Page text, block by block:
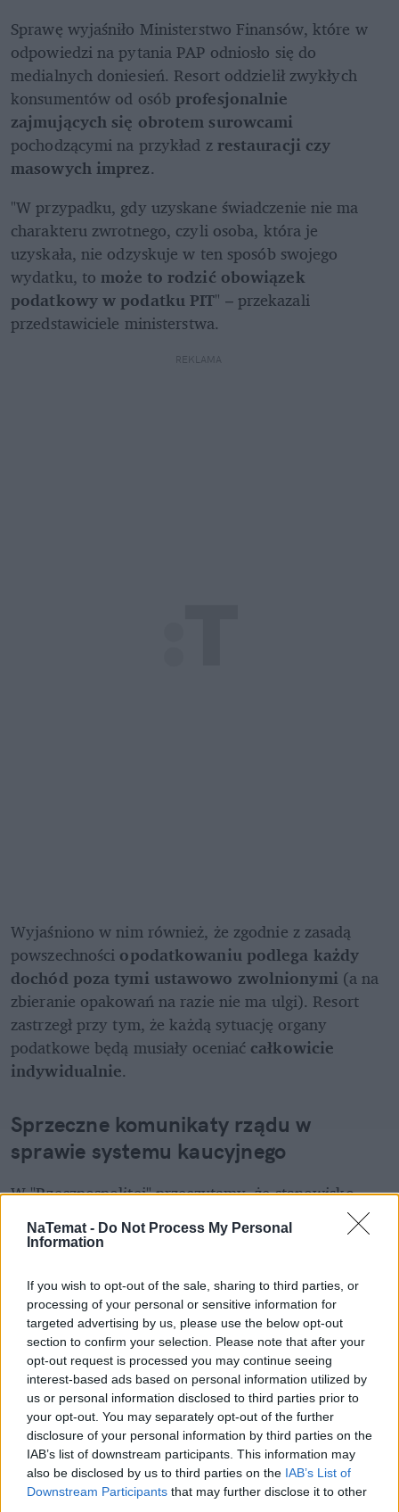
NaTemat - Do Not Process My Personal
Information
If you wish to opt-out of the sale, sharing to third parties, or
processing of your personal or sensitive information for
targeted advertising by us, please use the below opt-out
section to confirm your selection. Please note that after your
opt-out request is processed you may continue seeing
interest-based ads based on personal information utilized by
us or personal information disclosed to third parties prior to
your opt-out. You may separately opt-out of the further
disclosure of your personal information by third parties on the
IAB’s list of downstream participants. This information may
also be disclosed by us to third parties on the IAB’s List of
Downstream Participants that may further disclose it to other
Sprawę wyjaśniło Ministerstwo Finansów, które w
odpowiedzi na pytania PAP odniosło się do
medialnych doniesień. Resort oddzielił zwykłych
konsumentów od osób profesjonalnie
zajmujących się obrotem surowcami
pochodzącymi na przykład z restauracji czy
masowych imprez.
"W przypadku, gdy uzyskane świadczenie nie ma
charakteru zwrotnego, czyli osoba, która je
uzyskała, nie odzyskuje w ten sposób swojego
wydatku, to może to rodzić obowiązek
podatkowy w podatku PIT" – przekazali
przedstawiciele ministerstwa.
REKLAMA
Wyjaśniono w nim również, że zgodnie z zasadą
powszechności opodatkowaniu podlega każdy
dochód poza tymi ustawowo zwolnionymi (a na
zbieranie opakowań na razie nie ma ulgi). Resort
zastrzegł przy tym, że każdą sytuację organy
podatkowe będą musiały oceniać całkowicie
indywidualnie.
Sprzeczne komunikaty rządu w
sprawie systemu kaucyjnego
W "Rzeczpospolitej" przeczytamy, że stanowisko
resortu finansów mocno rozmija się z wcześniejszymi
deklaracjami polityków i urzędników. Obietnice
do osób masowo zwożących opakowania zwrotne.